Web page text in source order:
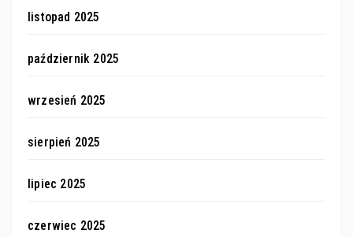
listopad 2025
październik 2025
wrzesień 2025
sierpień 2025
lipiec 2025
czerwiec 2025